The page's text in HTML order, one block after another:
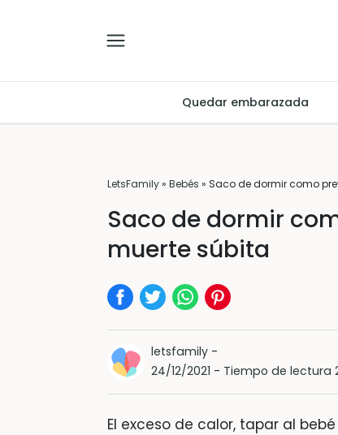
Quedar embarazada
LetsFamily» Bebés » Saco de dormir como
Saco de dormir
muerte súbita
letsfamily -
24/12/2021 - Tiempo de lectura
El exceso de calor, tapar al